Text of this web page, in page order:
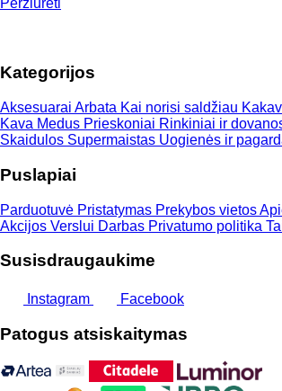
Kategorijos
Aksesuarai Arbata Kai norisi saldžiau
Kava Medus Prieskoniai Rinkiniai ir
Skaidulos Supermaistas Uogienės ir
Puslapiai
Parduotuvė Pristatymas Prekybos vietos
Akcijos Verslui Darbas Privatumo politika
Susisdraugaukime
Instagram Facebook
Patogus atsiskaitymas